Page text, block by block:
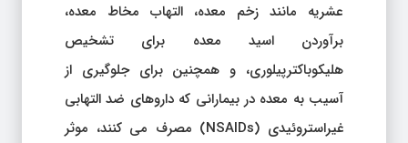
عشریه مانند زخم معده، التهاب مخاط معده،
برآوردن اسید معده برای تشخیص
هلیکوباکترپیلوری، و همچنین برای جلوگیری از
آسیب به معده در بیمارانی که داروهای ضد التهابی
غیراستروئیدی (NSAIDs) مصرف می کنند، موثر